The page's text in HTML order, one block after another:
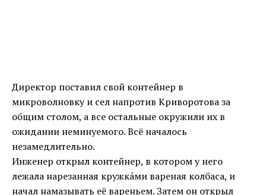
Директор поставил свой контейнер в
микроволновку и сел напротив Криворотова за
общим столом, а все остальные окружили их в
ожидании неминуемого. Всё началось
незамедлительно.
Инженер открыл контейнер, в котором у него
лежала нарезанная кружка́ми вареная колбаса, и
начал намазывать её вареньем. Затем он открыл